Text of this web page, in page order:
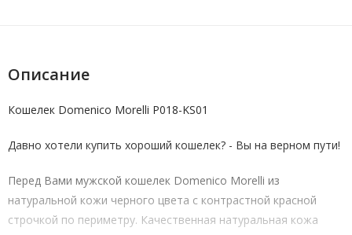
Описание
Кошелек Domenico Morelli P018-KS01
Давно хотели купить хороший кошелек? - Вы на верном пути!
Перед Вами мужской кошелек Domenico Morelli из
натуральной кожи черного цвета с контрастной красной
строчкой по периметру. Качественная натуральная кожа